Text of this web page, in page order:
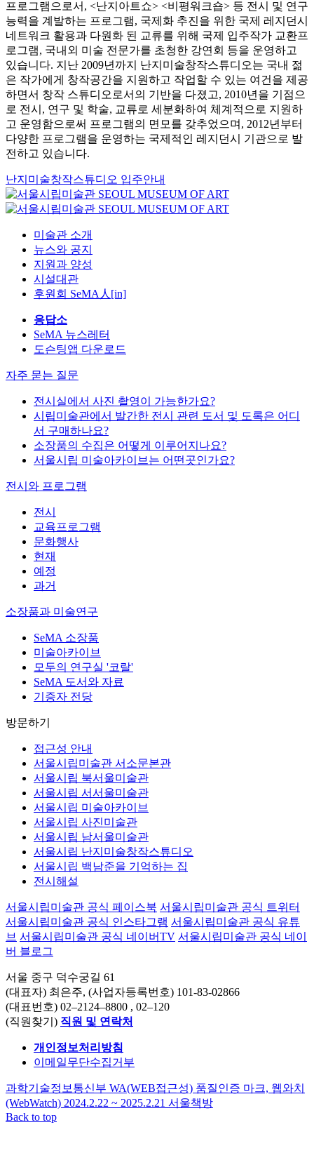
프로그램으로서, <난지아트쇼> <비평워크숍> 등 전시 및 연구
능력을 계발하는 프로그램, 국제화 추진을 위한 국제 레지던시
네트워크 활용과 다원화 된 교류를 위해 국제 입주작가 교환프
로그램, 국내외 미술 전문가를 초청한 강연회 등을 운영하고
있습니다. 지난 2009년까지 난지미술창작스튜디오는 국내 젊
은 작가에게 창작공간을 지원하고 작업할 수 있는 여건을 제공
하면서 창작 스튜디오로서의 기반을 다졌고, 2010년을 기점으
로 전시, 연구 및 학술, 교류로 세분화하여 체계적으로 지원하
고 운영함으로써 프로그램의 면모를 갖추었으며, 2012년부터
다양한 프로그램을 운영하는 국제적인 레지던시 기관으로 발
전하고 있습니다.
난지미술창작스튜디오 입주안내
미술관 소개
뉴스와 공지
지원과 양성
시설대관
후원회 SeMA人[in]
응답소
SeMA 뉴스레터
도슨팅앱 다운로드
자주 묻는 질문
전시실에서 사진 촬영이 가능한가요?
시립미술관에서 발간한 전시 관련 도서 및 도록은 어디
서 구매하나요?
소장품의 수집은 어떻게 이루어지나요?
서울시립 미술아카이브는 어떤곳인가요?
전시와 프로그램
전시
교육프로그램
문화행사
현재
예정
과거
소장품과 미술연구
SeMA 소장품
미술아카이브
모두의 연구실 '코랄'
SeMA 도서와 자료
기증자 전당
방문하기
접근성 안내
서울시립미술관 서소문본관
서울시립 북서울미술관
서울시립 서서울미술관
서울시립 미술아카이브
서울시립 사진미술관
서울시립 남서울미술관
서울시립 난지미술창작스튜디오
서울시립 백남준을 기억하는 집
전시해설
서울시립미술관 공식 페이스북 서울시립미술관 공식 트위터
서울시립미술관 공식 인스타그램 서울시립미술관 공식 유튜
브 서울시립미술관 공식 네이버TV 서울시립미술관 공식 네이
버 블로그
서울 중구 덕수궁길 61
(대표자) 최은주, (사업자등록번호) 101-83-02866
(대표번호) 02–2124–8800 , 02–120
(직원찾기) 직원 및 연락처
개인정보처리방침
이메일무단수집거부
과학기술정보통신부 WA(WEB접근성) 품질인증 마크, 웹와치
(WebWatch) 2024.2.22 ~ 2025.2.21 서울책방
Back to top